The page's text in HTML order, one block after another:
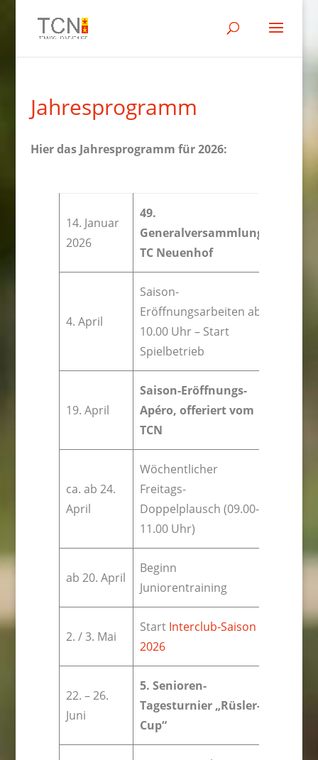
Jahresprogramm
Hier das Jahresprogramm für 2026:
14. Januar
2026
49.
Generalversammlung
TC Neuenhof
4. April
Saison-
Eröffnungsarbeiten ab
10.00 Uhr – Start
Spielbetrieb
19. April
Saison-Eröffnungs-
Apéro, offeriert vom
TCN
ca. ab 24.
April
Wöchentlicher
Freitags-
Doppelplausch (09.00-
11.00 Uhr)
ab 20. April
Beginn
Juniorentraining
2. / 3. Mai
Start Interclub-Saison
2026
22. – 26.
Juni
5. Senioren-
Tagesturnier „Rüsler-
Cup“